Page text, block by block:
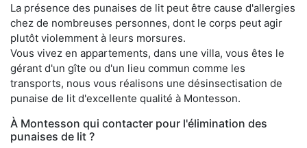
La présence des punaises de lit peut être cause d'allergies
chez de nombreuses personnes, dont le corps peut agir
plutôt violemment à leurs morsures.
Vous vivez en appartements, dans une villa, vous êtes le
gérant d'un gîte ou d'un lieu commun comme les
transports, nous vous réalisons une désinsectisation de
punaise de lit d'excellente qualité à Montesson.
À Montesson qui contacter pour l'élimination des
punaises de lit ?